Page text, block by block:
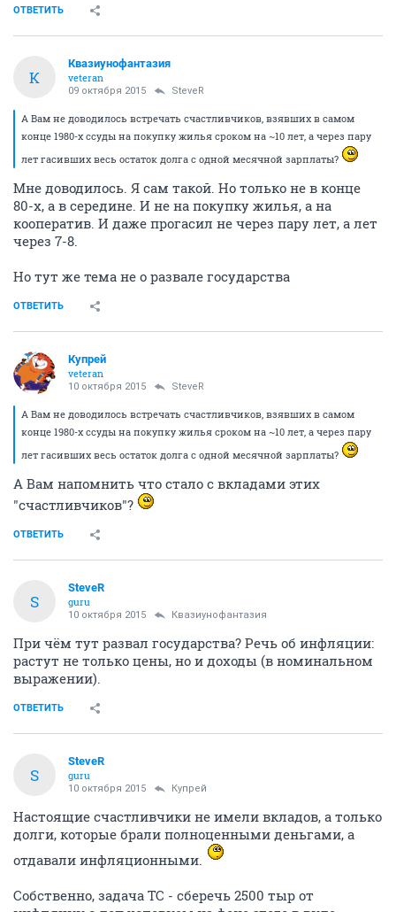
ОТВЕТИТЬ
К
Квазиунофантазия
veteran
09 октября 2015 SteveR
А Вам не доводилось встречать счастливчиков, взявших в самом
конце 1980-х ссуды на покупку жилья сроком на ~10 лет, а через пару
лет гасивших весь остаток долга с одной месячной зарплаты?
Мне доводилось. Я сам такой. Но только не в конце
80-х, а в середине. И не на покупку жилья, а на
кооператив. И даже прогасил не через пару лет, а лет
через 7-8.
Но тут же тема не о развале государства
ОТВЕТИТЬ
Купрей
veteran
10 октября 2015 SteveR
А Вам не доводилось встречать счастливчиков, взявших в самом
конце 1980-х ссуды на покупку жилья сроком на ~10 лет, а через пару
лет гасивших весь остаток долга с одной месячной зарплаты?
А Вам напомнить что стало с вкладами этих
"счастливчиков"?
ОТВЕТИТЬ
S
SteveR
guru
10 октября 2015 Квазиунофантазия
При чём тут развал государства? Речь об инфляции:
растут не только цены, но и доходы (в номинальном
выражении).
ОТВЕТИТЬ
S
SteveR
guru
10 октября 2015 Купрей
Настоящие счастливчики не имели вкладов, а только
долги, которые брали полноценными деньгами, а
отдавали инфляционными.
Собственно, задача ТС - сберечь 2500 тыр от